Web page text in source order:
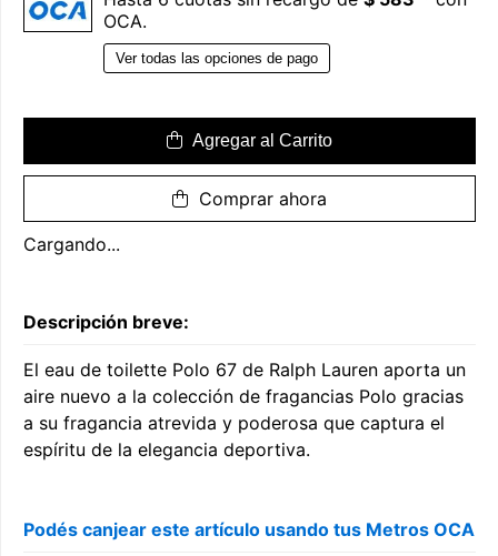
OCA.
Ver todas las opciones de pago
Agregar al Carrito
Comprar ahora
Cargando...
Descripción breve:
El eau de toilette Polo 67 de Ralph Lauren aporta un
aire nuevo a la colección de fragancias Polo gracias
a su fragancia atrevida y poderosa que captura el
espíritu de la elegancia deportiva.
Podés canjear este artículo usando tus Metros OCA